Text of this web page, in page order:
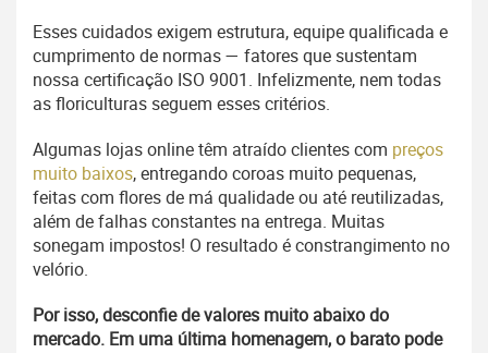
Esses cuidados exigem estrutura, equipe qualificada e
cumprimento de normas — fatores que sustentam
nossa certificação ISO 9001. Infelizmente, nem todas
as floriculturas seguem esses critérios.
Algumas lojas online têm atraído clientes com preços
muito baixos, entregando coroas muito pequenas,
feitas com flores de má qualidade ou até reutilizadas,
além de falhas constantes na entrega. Muitas
sonegam impostos! O resultado é constrangimento no
velório.
Por isso, desconfie de valores muito abaixo do
mercado. Em uma última homenagem, o barato pode